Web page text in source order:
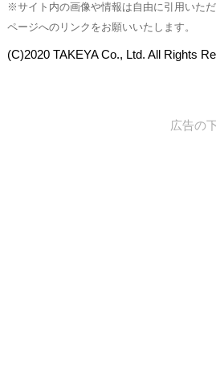
※サイト内の画像や情報は自由に引用いた
ページへのリンクをお願いいたします。
(C)2020 TAKEYA Co., Ltd. All Rights
広告の